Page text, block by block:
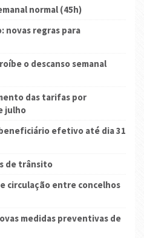
normal (45h)
novas regras para
o descanso semanal
das tarifas por
julho
efetivo até dia 31
de trânsito
circulação entre concelhos
medidas preventivas de